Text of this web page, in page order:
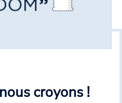
croyons !